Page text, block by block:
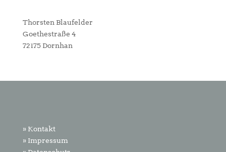
Thorsten Blaufelder
Goethestraße 4
72175 Dornhan
» Kontakt
» Impressum